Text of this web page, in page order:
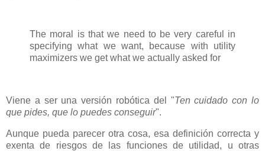
The moral is that we need to be very careful in
specifying what we want, because with utility
maximizers we get what we actually asked for
Viene a ser una versión robótica del "Ten cuidado con lo
que pides, que lo puedes conseguir".
Aunque pueda parecer otra cosa, esa definición correcta y
exenta de riesgos de las funciones de utilidad, u otras